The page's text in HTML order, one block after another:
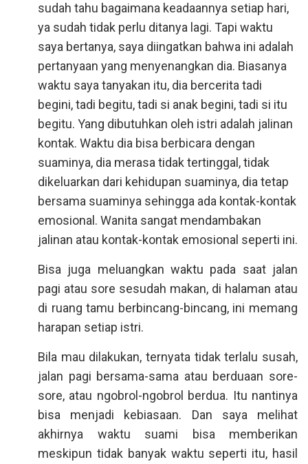
sudah tahu bagaimana keadaannya setiap hari,
ya sudah tidak perlu ditanya lagi. Tapi waktu
saya bertanya, saya diingatkan bahwa ini adalah
pertanyaan yang menyenangkan dia. Biasanya
waktu saya tanyakan itu, dia bercerita tadi
begini, tadi begitu, tadi si anak begini, tadi si itu
begitu. Yang dibutuhkan oleh istri adalah jalinan
kontak. Waktu dia bisa berbicara dengan
suaminya, dia merasa tidak tertinggal, tidak
dikeluarkan dari kehidupan suaminya, dia tetap
bersama suaminya sehingga ada kontak-kontak
emosional. Wanita sangat mendambakan
jalinan atau kontak-kontak emosional seperti ini.
Bisa juga meluangkan waktu pada saat jalan
pagi atau sore sesudah makan, di halaman atau
di ruang tamu berbincang-bincang, ini memang
harapan setiap istri.
Bila mau dilakukan, ternyata tidak terlalu susah,
jalan pagi bersama-sama atau berduaan sore-
sore, atau ngobrol-ngobrol berdua. Itu nantinya
bisa menjadi kebiasaan. Dan saya melihat
akhirnya waktu suami bisa memberikan
meskipun tidak banyak waktu seperti itu, hasil